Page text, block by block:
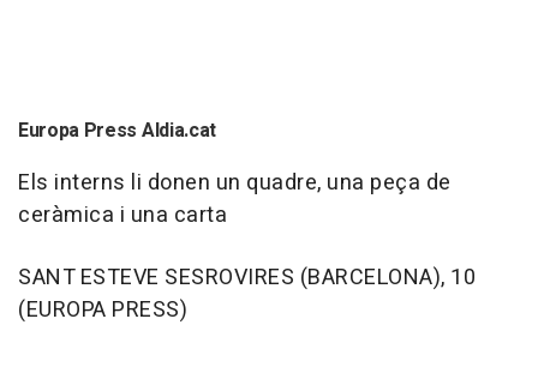
Europa Press Aldia.cat
Els interns li donen un quadre, una peça de
ceràmica i una carta
SANT ESTEVE SESROVIRES (BARCELONA), 10
(EUROPA PRESS)